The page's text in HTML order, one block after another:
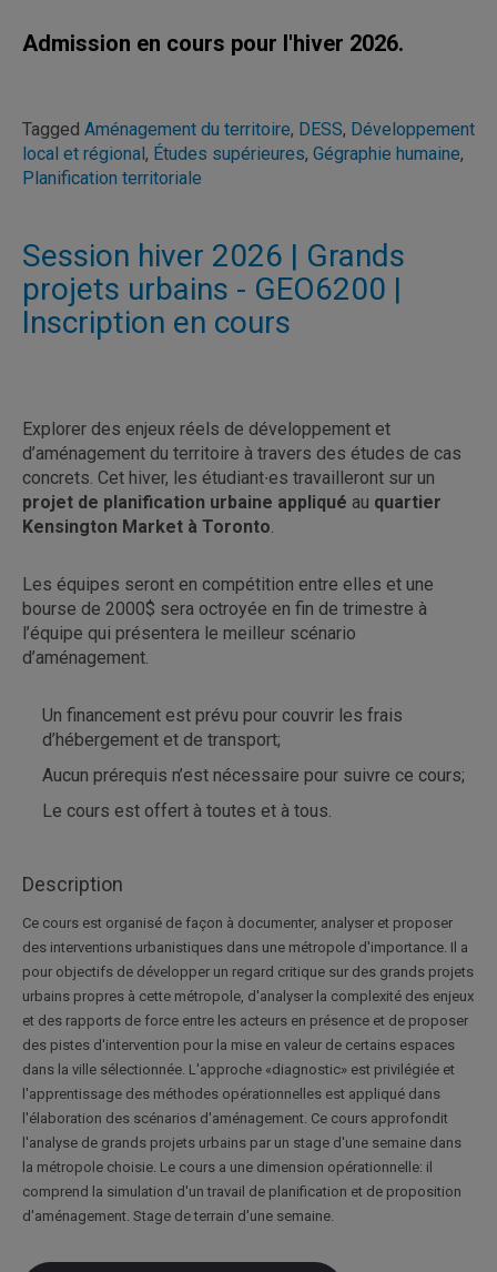
Admission en cours pour l'hiver 2026.
Tagged Aménagement du territoire, DESS, Développement
local et régional, Études supérieures, Gégraphie humaine,
Planification territoriale
Session hiver 2026 | Grands
projets urbains - GEO6200 |
Inscription en cours
Explorer des enjeux réels de développement et
d’aménagement du territoire à travers des études de cas
concrets. Cet hiver, les étudiant∙es travailleront sur un
projet de planification urbaine appliqué au quartier
Kensington Market à Toronto.
Les équipes seront en compétition entre elles et une
bourse de 2000$ sera octroyée en fin de trimestre à
l’équipe qui présentera le meilleur scénario
d’aménagement.
Un financement est prévu pour couvrir les frais
d’hébergement et de transport;
Aucun prérequis n’est nécessaire pour suivre ce cours;
Le cours est offert à toutes et à tous.
Description
Ce cours est organisé de façon à documenter, analyser et proposer
des interventions urbanistiques dans une métropole d'importance. Il a
pour objectifs de développer un regard critique sur des grands projets
urbains propres à cette métropole, d'analyser la complexité des enjeux
et des rapports de force entre les acteurs en présence et de proposer
des pistes d'intervention pour la mise en valeur de certains espaces
dans la ville sélectionnée. L'approche «diagnostic» est privilégiée et
l'apprentissage des méthodes opérationnelles est appliqué dans
l'élaboration des scénarios d'aménagement. Ce cours approfondit
l'analyse de grands projets urbains par un stage d'une semaine dans
la métropole choisie. Le cours a une dimension opérationnelle: il
comprend la simulation d'un travail de planification et de proposition
d'aménagement. Stage de terrain d'une semaine.